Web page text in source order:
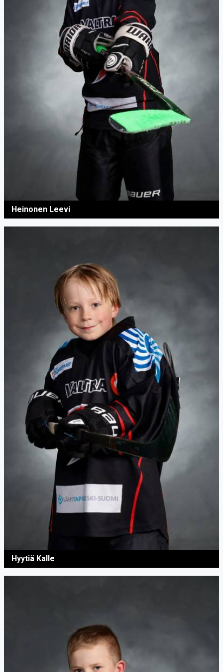
Heinonen Leevi
Hyytiä Kalle